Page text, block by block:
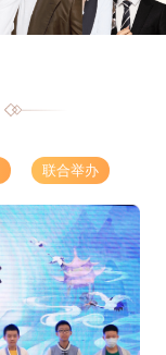
联合举办